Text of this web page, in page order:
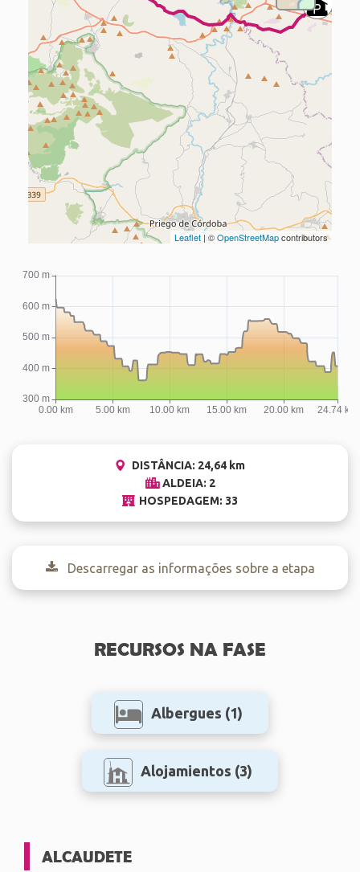
Leaflet | ©OpenStreetMapcontributors
DISTÂNCIA: 24,64 km
ALDEIA: 2
HOSPEDAGEM: 33
Descarregar as informações sobre a etapa
RECURSOS NA FASE
Albergues (1)
Alojamientos (3)
ALCAUDETE